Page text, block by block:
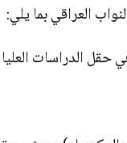
العراقي بما يلي: